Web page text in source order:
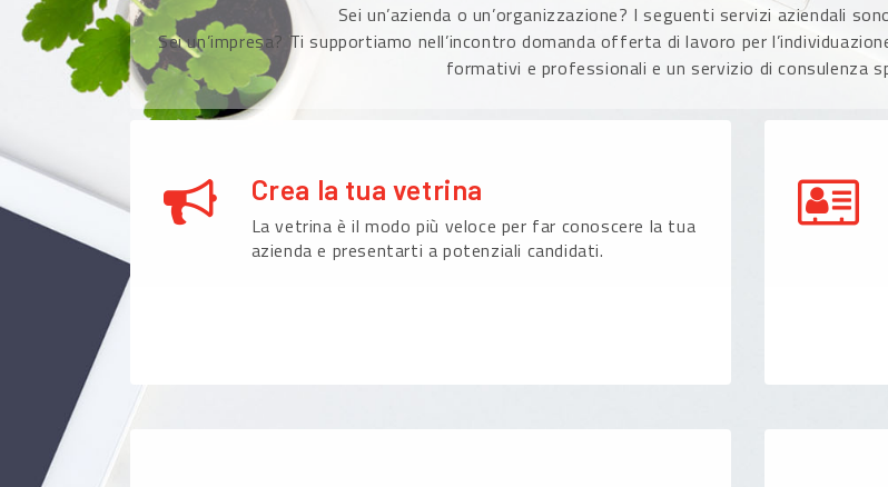
Sei un’azienda o un’organizzazione? I seguenti servizi aziendali
Sei un’impresa? Ti supportiamo nell’incontro domanda offerta di lavoro per
formativi e professionali e un servizio di consulenza
Crea la tua vetrina
La vetrina è il modo più veloce per far conoscere la tua
azienda e presentarti a potenziali candidati.